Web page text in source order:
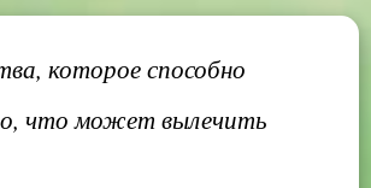
которое способно
что может вылечить